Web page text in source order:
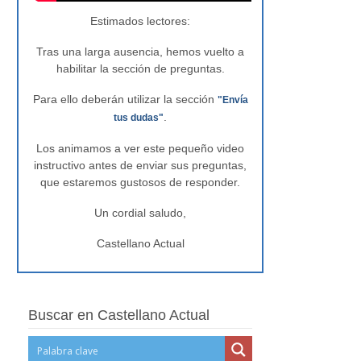
Estimados lectores:
Tras una larga ausencia, hemos vuelto a
habilitar la sección de preguntas.
Para ello deberán utilizar la sección "Envía
tus dudas"
Los animamos a ver este pequeño video
instructivo antes de enviar sus preguntas,
que estaremos gustosos de responder.
Un cordial saludo,
Castellano Actual
Buscar en Castellano Actual